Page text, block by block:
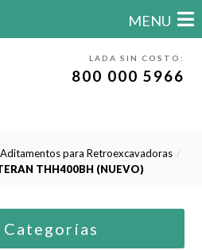
MENU
LADA SIN COSTO:
800 000 5966
Aditamentos para Retroexcavadoras
THH400BH (NUEVO)
Categorías